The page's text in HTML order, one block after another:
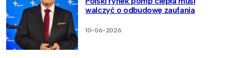
walczyć o odbudowę zaufania
10-06-2026